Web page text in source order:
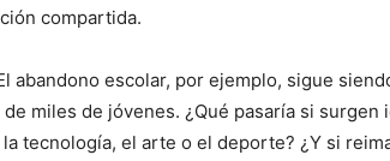
compartida.
abandono escolar, por ejemplo, sigue
miles de jóvenes. ¿Qué pasaría si surgen
tecnología, el arte o el deporte? ¿Y si